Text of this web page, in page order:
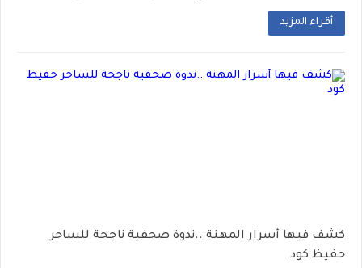
أقراء المزيد
كشف فيها أسرار المهنة ..ندوة صحفية ناجحة للساحر
حفيظ كود